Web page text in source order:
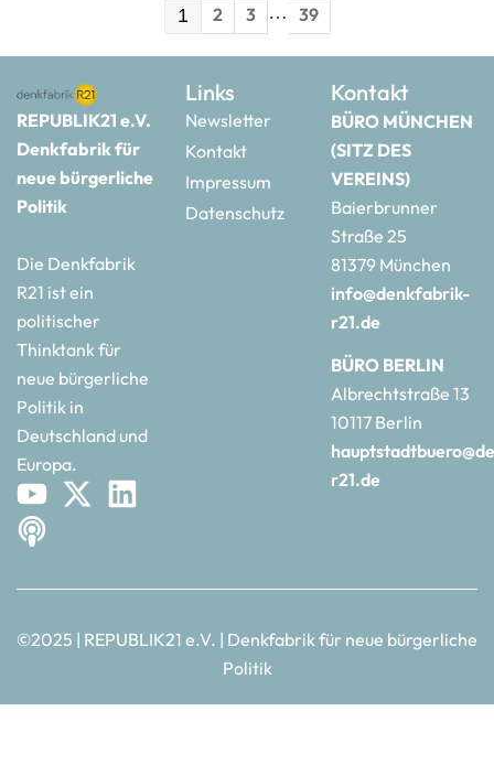
1 2 3 … 39
REPUBLIK21 e.V.
Denkfabrik für
neue bürgerliche
Politik
Die Denkfabrik
R21 ist ein
politischer
Thinktank für
neue bürgerliche
Politik in
Deutschland und
Europa.
Links
Newsletter
Kontakt
Impressum
Datenschutz
Kontakt
BÜRO MÜNCHEN
(SITZ DES
VEREINS)
Baierbrunner
Straße 25
81379 München
info@denkfabrik-
r21.de
BÜRO BERLIN
Albrechtstraße 13
10117 Berlin
r21.de
©2025 | REPUBLIK21 e.V. | Denkfabrik für neue bürgerliche
Politik